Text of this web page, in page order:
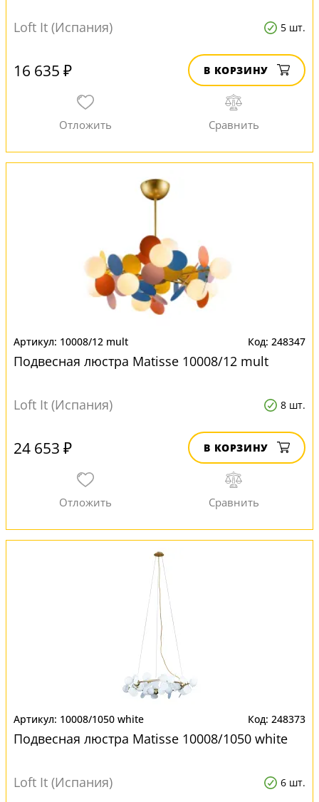
Loft It (Испания) 5 шт.
16 635 ₽ В КОРЗИНУ
10008/12 mult 248347
Подвесная люстра Matisse 10008/12 mult
Loft It (Испания) 8 шт.
24 653 ₽ В КОРЗИНУ
10008/1050 white 248373
Подвесная люстра Matisse 10008/1050 white
Loft It (Испания) 6 шт.